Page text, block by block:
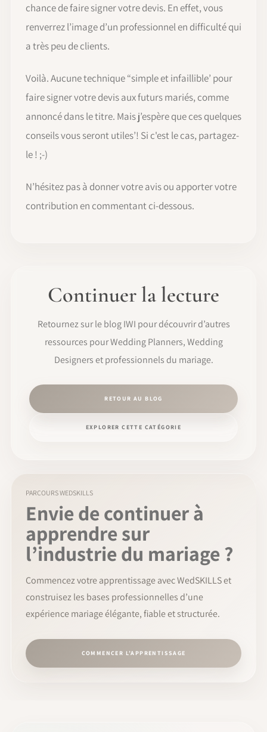
chance de faire signer votre devis. En effet, vous
renverrez l’image d’un professionnel en difficulté qui
a très peu de clients.
Voilà. Aucune technique “simple et infaillible’ pour
faire signer votre devis aux futurs mariés, comme
annoncé dans le titre. Mais j’espère que ces quelques
conseils vous seront utiles’! Si c'est le cas, partagez-
le ! ;-)
N’hésitez pas à donner votre avis ou apporter votre
contribution en commentant ci-dessous.
Continuer la lecture
Retournez sur le blog IWI pour découvrir d’autres
ressources pour Wedding Planners, Wedding
Designers et professionnels du mariage.
RETOUR AU BLOG
EXPLORER CETTE CATÉGORIE
PARCOURS WEDSKILLS
Envie de continuer à
apprendre sur
l’industrie du mariage ?
Commencez votre apprentissage avec WedSKILLS et
construisez les bases professionnelles d’une
expérience mariage élégante, fiable et structurée.
COMMENCER L’APPRENTISSAGE